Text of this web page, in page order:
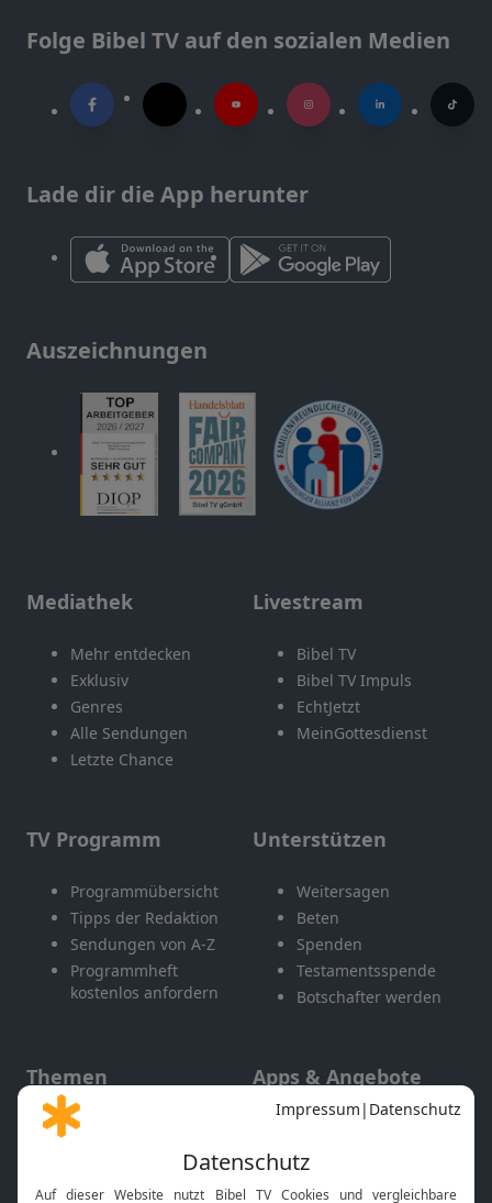
Folge Bibel TV auf den sozialen Medien
Lade dir die App herunter
Auszeichnungen
Mediathek
Mehr entdecken
Exklusiv
Genres
Alle Sendungen
Letzte Chance
Livestream
Bibel TV
Bibel TV Impuls
EchtJetzt
MeinGottesdienst
TV Programm
Programmübersicht
Tipps der Redaktion
Sendungen von A-Z
Programmheft
kostenlos anfordern
Unterstützen
Weitersagen
Beten
Spenden
Testamentsspende
Botschafter werden
Themen
Gott und Bibel erklärt
Apps & Angebote
Mobile App